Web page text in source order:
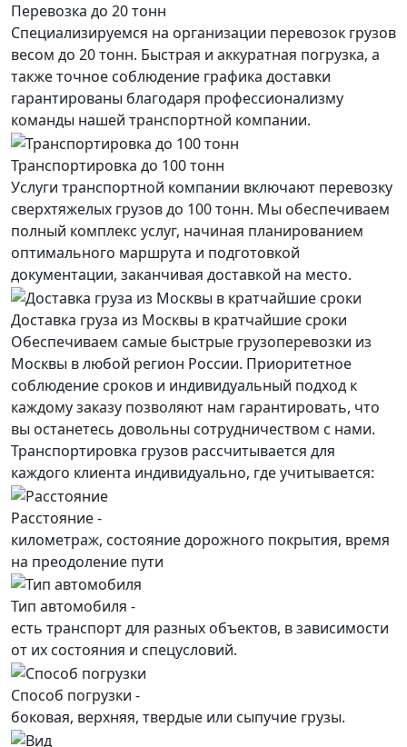
Перевозка до 20 тонн
Специализируемся на организации перевозок грузов
весом до 20 тонн. Быстрая и аккуратная погрузка, а
также точное соблюдение графика доставки
гарантированы благодаря профессионализму
команды нашей транспортной компании.
Транспортировка до 100 тонн
Услуги транспортной компании включают перевозку
сверхтяжелых грузов до 100 тонн. Мы обеспечиваем
полный комплекс услуг, начиная планированием
оптимального маршрута и подготовкой
документации, заканчивая доставкой на место.
Доставка груза из Москвы в кратчайшие сроки
Обеспечиваем самые быстрые грузоперевозки из
Москвы в любой регион России. Приоритетное
соблюдение сроков и индивидуальный подход к
каждому заказу позволяют нам гарантировать, что
вы останетесь довольны сотрудничеством с нами.
Транспортировка грузов рассчитывается для
каждого клиента индивидуально, где учитывается:
Расстояние -
километраж, состояние дорожного покрытия, время
на преодоление пути
Тип автомобиля -
есть транспорт для разных объектов, в зависимости
от их состояния и спецусловий.
Способ погрузки -
боковая, верхняя, твердые или сыпучие грузы.